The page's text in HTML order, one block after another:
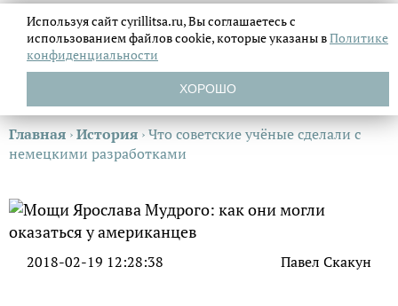
Главная ›История ›Что советские учёные сделали с
немецкими разработками
2018-02-19 12:28:38 Павел Скакун
Используя сайт cyrillitsa.ru, Вы соглашаетесь с
использованием файловcookie, которые указаны вПолитике
конфиденциальности
ХОРОШО